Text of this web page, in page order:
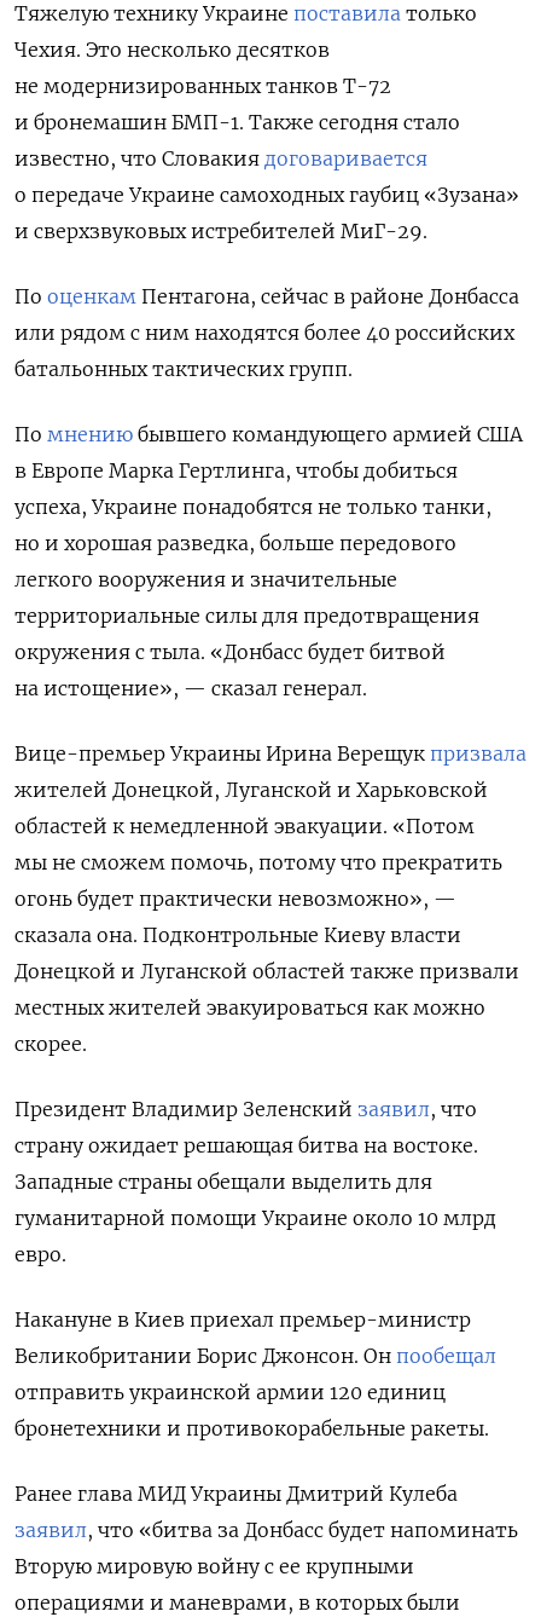
Тяжелую технику Украине поставила только
Чехия. Это несколько десятков
не модернизированных танков Т-72
и бронемашин БМП-1. Также сегодня стало
известно, что Словакия договаривается
о передаче Украине самоходных гаубиц «Зузана»
и сверхзвуковых истребителей МиГ-29.
По оценкам Пентагона, сейчас в районе Донбасса
или рядом с ним находятся более 40 российских
батальонных тактических групп.
По мнению бывшего командующего армией США
в Европе Марка Гертлинга, чтобы добиться
успеха, Украине понадобятся не только танки,
но и хорошая разведка, больше передового
легкого вооружения и значительные
территориальные силы для предотвращения
окружения с тыла. «Донбасс будет битвой
на истощение», — сказал генерал.
Вице-премьер Украины Ирина Верещук призвала
жителей Донецкой, Луганской и Харьковской
областей к немедленной эвакуации. «Потом
мы не сможем помочь, потому что прекратить
огонь будет практически невозможно», —
сказала она. Подконтрольные Киеву власти
Донецкой и Луганской областей также призвали
местных жителей эвакуироваться как можно
скорее.
Президент Владимир Зеленский заявил, что
страну ожидает решающая битва на востоке.
Западные страны обещали выделить для
гуманитарной помощи Украине около 10 млрд
евро.
Накануне в Киев приехал премьер-министр
Великобритании Борис Джонсон. Он пообещал
отправить украинской армии 120 единиц
бронетехники и противокорабельные ракеты.
Ранее глава МИД Украины Дмитрий Кулеба
заявил, что «битва за Донбасс будет напоминать
Вторую мировую войну с ее крупными
операциями и маневрами, в которых были